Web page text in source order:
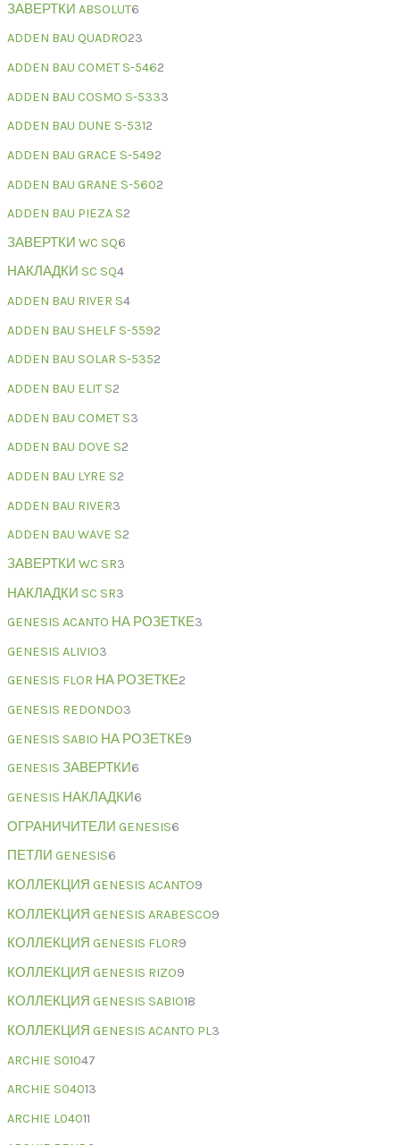
ЗАВЕРТКИ ABSOLUT6
ADDEN BAU QUADRO23
ADDEN BAU COMET S-5462
ADDEN BAU COSMO S-5333
ADDEN BAU DUNE S-5312
ADDEN BAU GRACE S-5492
ADDEN BAU GRANE S-5602
ADDEN BAU PIEZA S2
ЗАВЕРТКИ WC SQ6
НАКЛАДКИ SC SQ4
ADDEN BAU RIVER S4
ADDEN BAU SHELF S-5592
ADDEN BAU SOLAR S-5352
ADDEN BAU ELIT S2
ADDEN BAU COMET S3
ADDEN BAU DOVE S2
ADDEN BAU LYRE S2
ADDEN BAU RIVER3
ADDEN BAU WAVE S2
ЗАВЕРТКИ WC SR3
НАКЛАДКИ SC SR3
GENESIS ACANTO НА РОЗЕТКЕ3
GENESIS ALIVIO3
GENESIS FLOR НА РОЗЕТКЕ2
GENESIS REDONDO3
GENESIS SABIO НА РОЗЕТКЕ9
GENESIS ЗАВЕРТКИ6
GENESIS НАКЛАДКИ6
ОГРАНИЧИТЕЛИ GENESIS6
ПЕТЛИ GENESIS6
КОЛЛЕКЦИЯ GENESIS ACANTO9
КОЛЛЕКЦИЯ GENESIS ARABESCO9
КОЛЛЕКЦИЯ GENESIS FLOR9
КОЛЛЕКЦИЯ GENESIS RIZO9
КОЛЛЕКЦИЯ GENESIS SABIO18
КОЛЛЕКЦИЯ GENESIS ACANTO PL3
ARCHIE S01047
ARCHIE S04013
ARCHIE L04011